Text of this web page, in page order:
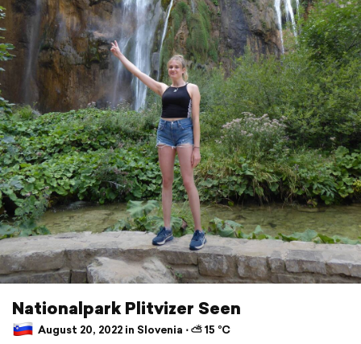
Nationalpark Plitvizer Seen
August 20, 2022 in Slovenia ⋅ ⛅ 15 °C